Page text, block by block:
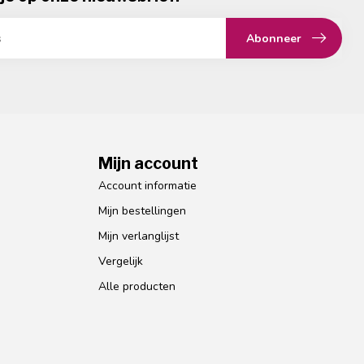
Abonneer
Mijn account
Account informatie
Mijn bestellingen
Mijn verlanglijst
Vergelijk
Alle producten